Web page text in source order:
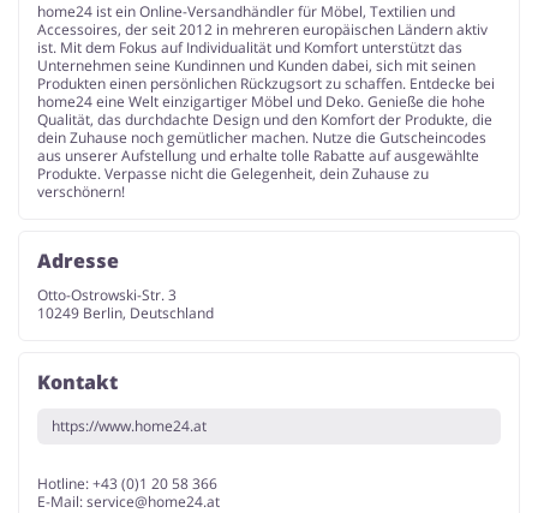
home24 ist ein Online-Versandhändler für Möbel, Textilien und
Accessoires, der seit 2012 in mehreren europäischen Ländern aktiv
ist. Mit dem Fokus auf Individualität und Komfort unterstützt das
Unternehmen seine Kundinnen und Kunden dabei, sich mit seinen
Produkten einen persönlichen Rückzugsort zu schaffen. Entdecke bei
home24 eine Welt einzigartiger Möbel und Deko. Genieße die hohe
Qualität, das durchdachte Design und den Komfort der Produkte, die
dein Zuhause noch gemütlicher machen. Nutze die Gutscheincodes
aus unserer Aufstellung und erhalte tolle Rabatte auf ausgewählte
Produkte. Verpasse nicht die Gelegenheit, dein Zuhause zu
verschönern!
Adresse
Otto-Ostrowski-Str. 3
10249 Berlin, Deutschland
Kontakt
https://www.home24.at
Hotline: +43 (0)1 20 58 366
E-Mail:service@home24.at